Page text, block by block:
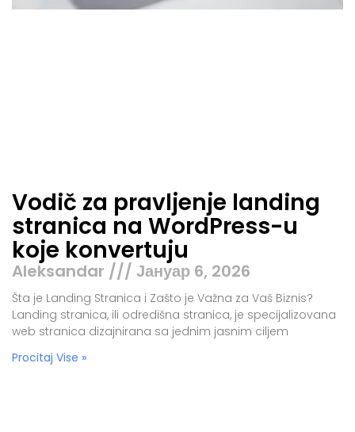
Vodič za pravljenje landing
stranica na WordPress-u
koje konvertuju
Aleksandar Јануар 6, 2026
Šta je Landing Stranica i Zašto je Važna za Vaš Biznis?
Landing stranica, ili odredišna stranica, je specijalizovana
web stranica dizajnirana sa jednim jasnim ciljem
Procitaj Vise »